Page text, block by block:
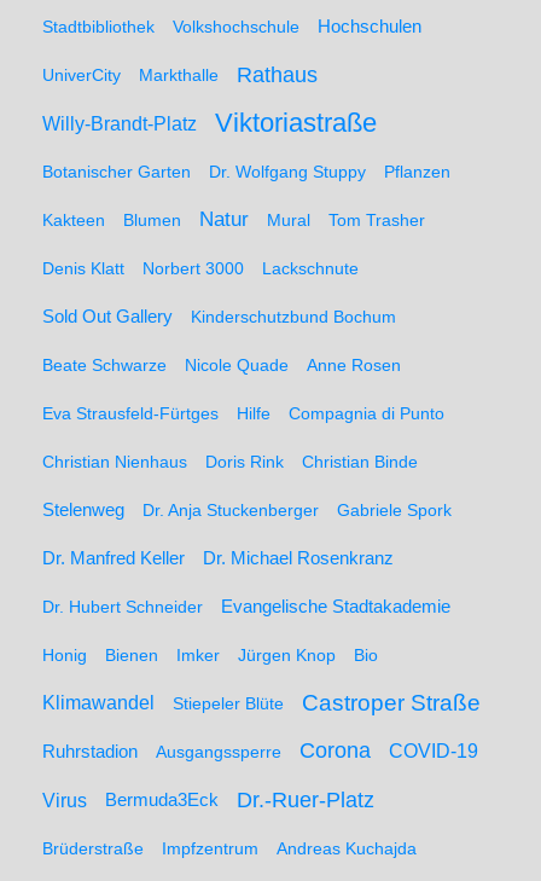
Stadtbibliothek Volkshochschule Hochschulen
UniverCity Markthalle Rathaus
Willy-Brandt-Platz Viktoriastraße
Botanischer Garten Dr. Wolfgang Stuppy Pflanzen
Kakteen Blumen Natur Mural Tom Trasher
Denis Klatt Norbert 3000 Lackschnute
Sold Out Gallery Kinderschutzbund Bochum
Beate Schwarze Nicole Quade Anne Rosen
Eva Strausfeld-Fürtges Hilfe Compagnia di Punto
Christian Nienhaus Doris Rink Christian Binde
Stelenweg Dr. Anja Stuckenberger Gabriele Spork
Dr. Manfred Keller Dr. Michael Rosenkranz
Dr. Hubert Schneider Evangelische Stadtakademie
Honig Bienen Imker Jürgen Knop Bio
Klimawandel Stiepeler Blüte Castroper Straße
Ruhrstadion Ausgangssperre Corona COVID-19
Virus Bermuda3Eck Dr.-Ruer-Platz
Brüderstraße Impfzentrum Andreas Kuchajda